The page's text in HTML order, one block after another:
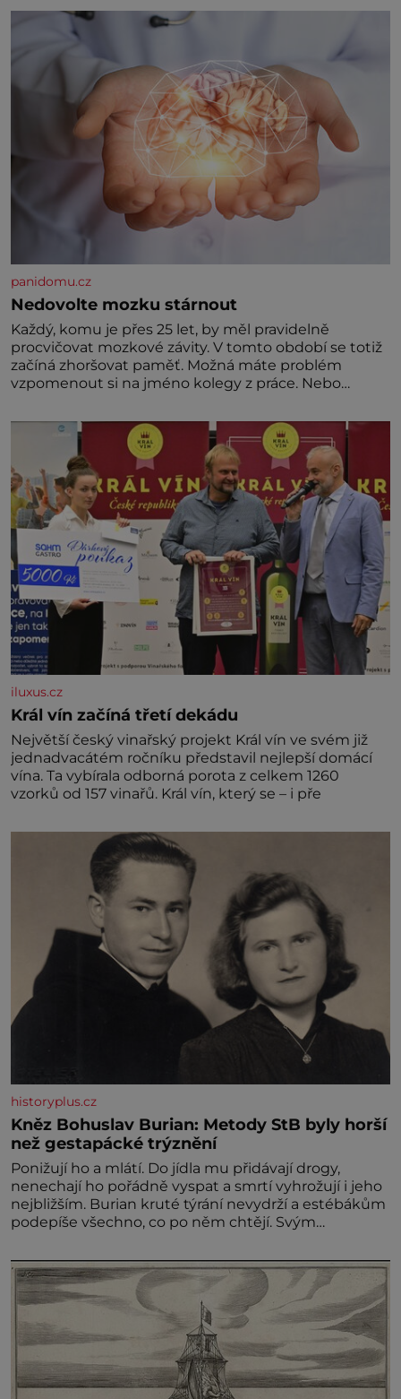
panidomu.cz
Nedovolte mozku stárnout
Každý, komu je přes 25 let, by měl pravidelně
procvičovat mozkové závity. V tomto období se totiž
začíná zhoršovat paměť. Možná máte problém
vzpomenout si na jméno kolegy z práce. Nebo
nedávno přečetli. Je to opravdu tak, s věkem jako
kdyby se paměť rozhodla stávkovat. Cvičte
iluxus.cz
Král vín začíná třetí dekádu
Největší český vinařský projekt Král vín ve svém již
jednadvacátém ročníku představil nejlepší domácí
vína. Ta vybírala odborná porota z celkem 1260
vzorků od 157 vinařů. Král vín, který se – i pře
historyplus.cz
Kněz Bohuslav Burian: Metody StB byly horší
než gestapácké trýznění
Ponižují ho a mlátí. Do jídla mu přidávají drogy,
nenechají ho pořádně vyspat a smrtí vyhrožují i jeho
nejbližším. Burian kruté týrání nevydrží a estébákům
podepíše všechno, co po něm chtějí. Svým
výslechů nikdo nevyvíjel fyzický ani psychický nátlak.
Syn brněnského řezníka chce být knězem a